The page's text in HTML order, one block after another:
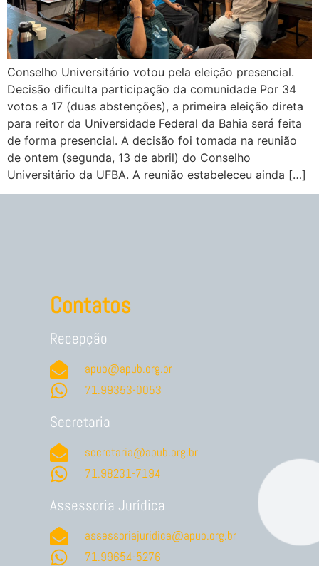
Conselho Universitário votou pela eleição presencial.
Decisão dificulta participação da comunidade Por 34
votos a 17 (duas abstenções), a primeira eleição direta
para reitor da Universidade Federal da Bahia será feita
de forma presencial. A decisão foi tomada na reunião
de ontem (segunda, 13 de abril) do Conselho
Universitário da UFBA. A reunião estabeleceu ainda […]
Contatos
Recepção
apub@apub.org.br
71.99353-0053
Secretaria
secretaria@apub.org.br
71.98231-7194
Assessoria Jurídica
assessoriajuridica@apub.org.br
71.99654-5276